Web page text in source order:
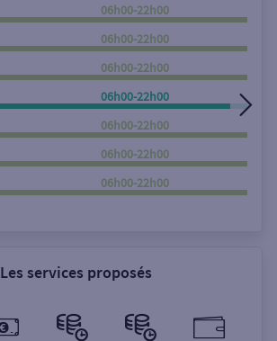
Rechercher
06h00-22h00
06h00-22h00
06h00-22h00
06h00-22h00
06h00-22h00
06h00-22h00
06h00-22h00
Les services proposés